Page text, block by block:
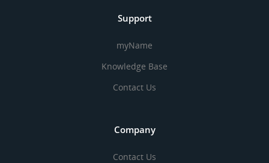
Support
myName
Knowledge Base
Contact Us
Company
Contact Us